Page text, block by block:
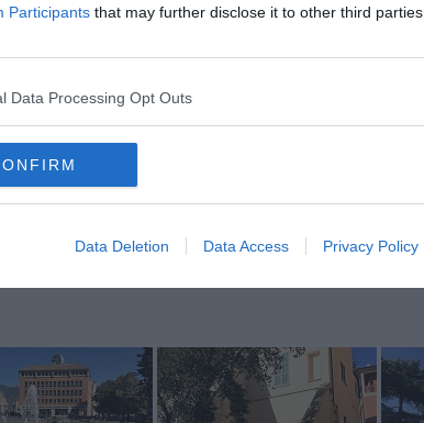
Participants that may further disclose it to other third parties.
Data Processing Opt Outs
Data Deletion Data Access Privacy Policy
“Occident Express”, il racconto di non una ma tante
di riflessione sul teatro, sul nostro teatro e sulle ragioni del
di un teatro quale spazio dialettico, vitale, critico,
in termini di DPCM, di racconto, ascolto e conoscenza.
fare quando ciò che stiamo vivendo sarà un ricordo, di
vivo. Nessuno escluso.
sullo spettacolo “Occident Express (Haifa è nata per